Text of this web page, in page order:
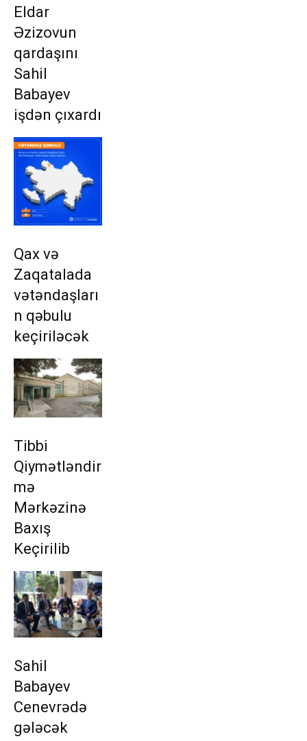
Eldar
Əzizovun
qardaşını
Sahil
Babayev
işdən çıxardı
Qax və
Zaqatalada
vətəndaşları
n qəbulu
keçiriləcək
Tibbi
Qiymətləndir
mə
Mərkəzinə
Baxış
Keçirilib
Sahil
Babayev
Cenevrədə
gələcək